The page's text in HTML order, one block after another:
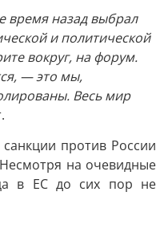
время назад выбрал
и политической
вокруг, на форум.
— это мы,
Весь мир
против России
на очевидные
в ЕС до сих пор не